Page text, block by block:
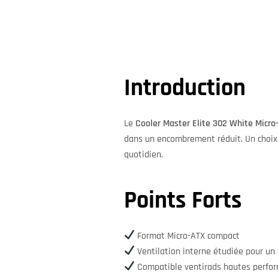
Introduction
Le Cooler Master Elite 302 White
dans un encombrement réduit. Un
quotidien.
Points Forts
Format Micro-ATX compact
Ventilation interne étudiée pour un
Compatible ventirads hautes